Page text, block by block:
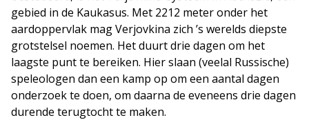
gebied in de Kaukasus. Met 2212 meter onder het
aardoppervlak mag Verjovkina zich ’s werelds diepste
grotstelsel noemen. Het duurt drie dagen om het
laagste punt te bereiken. Hier slaan (veelal Russische)
speleologen dan een kamp op om een aantal dagen
onderzoek te doen, om daarna de eveneens drie dagen
durende terugtocht te maken.